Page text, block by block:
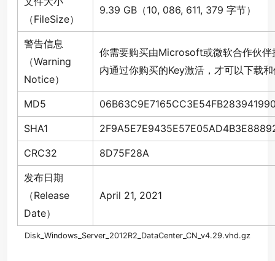
（FileSize）
9.39 GB（10, 086, 611, 379 字节）
警告信息
（Warning
Notice）
你需要购买由Microsoft或微软合作伙
内通过你购买的Key激活，才可以下载
MD5
SHA1
CRC32
8D75F28A
发布日期
（Release
Date）
April 21, 2021
Disk_ Windows Server 2012R2_DataCenter_CN_v4.29.vhd.gz